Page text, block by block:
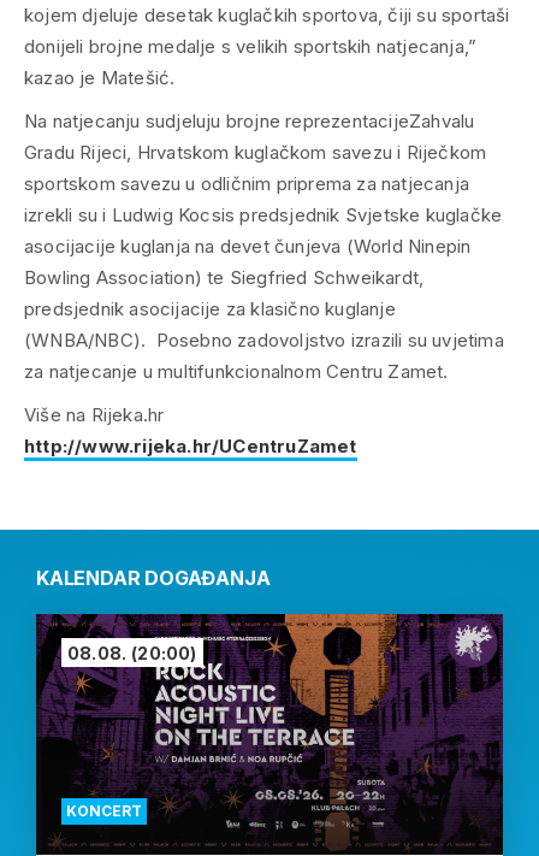
kojem djeluje desetak kuglačkih sportova, čiji su sportaši
donijeli brojne medalje s velikih sportskih natjecanja,”
kazao je Matešić.
Na natjecanju sudjeluju brojne reprezentacijeZahvalu
Gradu Rijeci, Hrvatskom kuglačkom savezu i Riječkom
sportskom savezu u odličnim priprema za natjecanja
izrekli su i Ludwig Kocsis predsjednik Svjetske kuglačke
asocijacije kuglanja na devet čunjeva (World Ninepin
Bowling Association) te Siegfried Schweikardt,
predsjednik asocijacije za klasično kuglanje
(WNBA/NBC). Posebno zadovoljstvo izrazili su uvjetima
za natjecanje u multifunkcionalnom Centru Zamet.
Više na Rijeka.hr
http://www.rijeka.hr/UCentruZamet
KALENDAR DOGAĐANJA
KONCERT
08.08. (20:00)